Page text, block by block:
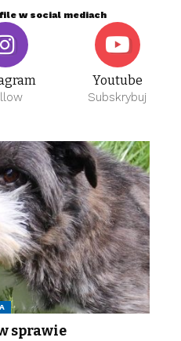
w social mediach
Youtube
Subskrybuj
sprawie